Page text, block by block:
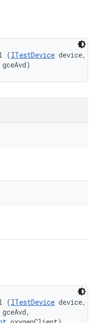
(ITestDevice device,
gceAvd)
(ITestDevice device,
gceAvd,